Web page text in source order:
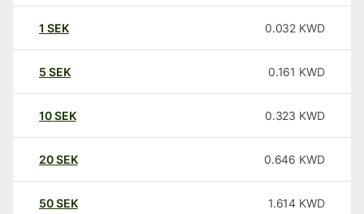
1 SEK 0.032 KWD
5 SEK 0.161 KWD
10SEK 0.323 KWD
20SEK 0.646 KWD
50SEK 1.614 KWD